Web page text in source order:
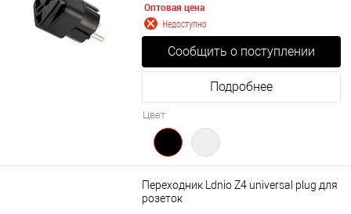
Оптовая цена
Недоступно
Сообщить о поступлении
Подробнее
Цвет
Переходник Ldnio Z4 universal plug для
розеток